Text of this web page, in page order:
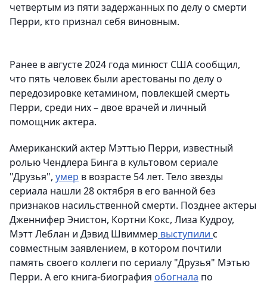
четвертым из пяти задержанных по делу о смерти
Перри, кто признал себя виновным.
Ранее в августе 2024 года минюст США сообщил,
что пять человек были арестованы по делу о
передозировке кетамином, повлекшей смерть
Перри, среди них – двое врачей и личный
помощник актера.
Американский актер Мэттью Перри, известный
ролью Чендлера Бинга в культовом сериале
"Друзья", умер в возрасте 54 лет. Тело звезды
сериала нашли 28 октября в его ванной без
признаков насильственной смерти. Позднее актеры
Дженнифер Энистон, Кортни Кокс, Лиза Кудроу,
Мэтт Леблан и Дэвид Швиммер выступили с
совместным заявлением, в котором почтили
память своего коллеги по сериалу "Друзья" Мэтью
Перри. А его книга-биография обогнала по